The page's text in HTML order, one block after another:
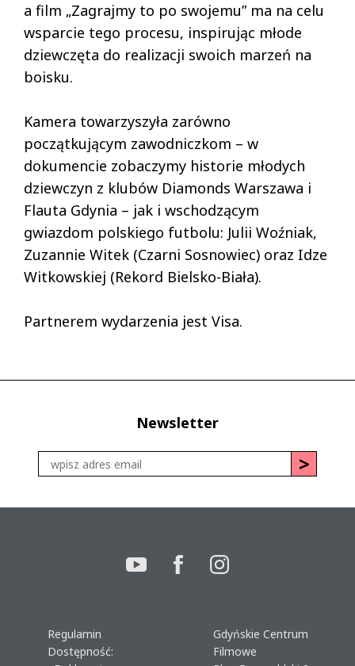
a film „Zagrajmy to po swojemu” ma na celu
wsparcie tego procesu, inspirując młode
dziewczęta do realizacji swoich marzeń na
boisku.
Kamera towarzyszyła zarówno
początkującym zawodniczkom – w
dokumencie zobaczymy historie młodych
dziewczyn z klubów Diamonds Warszawa i
Flauta Gdynia – jak i wschodzącym
gwiazdom polskiego futbolu: Julii Woźniak,
Zuzannie Witek (Czarni Sosnowiec) oraz Idze
Witkowskiej (Rekord Bielsko-Biała).
Partnerem wydarzenia jest Visa.
Newsletter
Regulamin
Dostępność:
Gdyńskie Centrum
Filmowe